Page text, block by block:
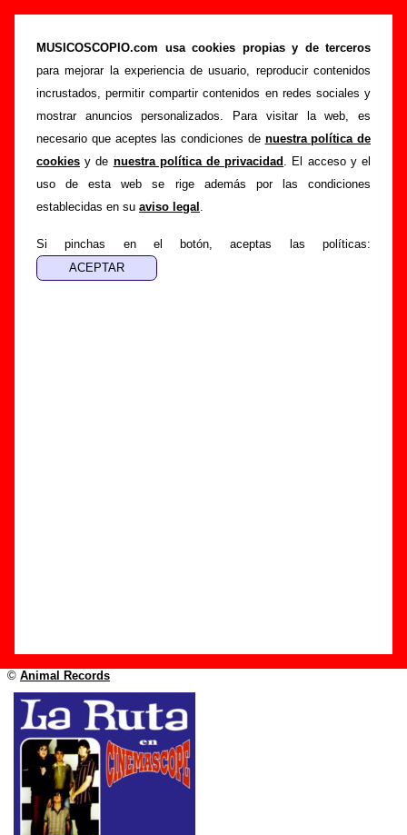
MUSICOSCOPIO.com usa cookies propias y de terceros
para mejorar la experiencia de usuario, reproducir contenidos
incrustados, permitir compartir contenidos en redes sociales y
mostrar anuncios personalizados. Para visitar la web, es
necesario que aceptes las condiciones de nuestra política de
cookies y de nuestra política de privacidad . El acceso y el
uso de esta web se rige además por las condiciones
establecidas en su aviso legal .
Si pinchas en el botón, aceptas las políticas:
“En CinemaScope” (CD, 1997) - La Ruta
Portada >La Ruta >Discografía > En CinemaScope
Esta página pretende recopilar todo tipo de información
sobre eldisco “En CinemaScope”, interpretado por
Ruta. Además del listado de canciones incluidas en el disco,
también se mostrarán en esta página otros tipos de
información a medida que estén disponibles: los datos
relacionados con su publicación, los créditos de la grabación
responsables de la grabación, las mezclas y la
masterización), información sobre otras ediciones en otros
© Animal Records